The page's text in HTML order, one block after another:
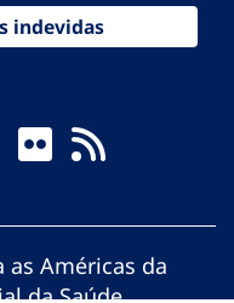
indevidas
as Américas da
da Saúde